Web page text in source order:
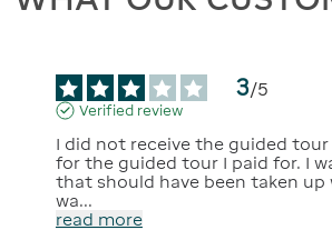
3/5
Verified review
I did not receive the guided
for the guided tour I paid for. I
that should have been taken up
wa...
read more